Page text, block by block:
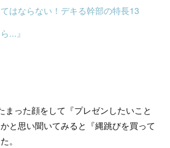
はならない！デキる幹部の特長13
...』
まった顔をして『プレゼンしたいこと
と思い聞いてみると『縄跳びを買って
。